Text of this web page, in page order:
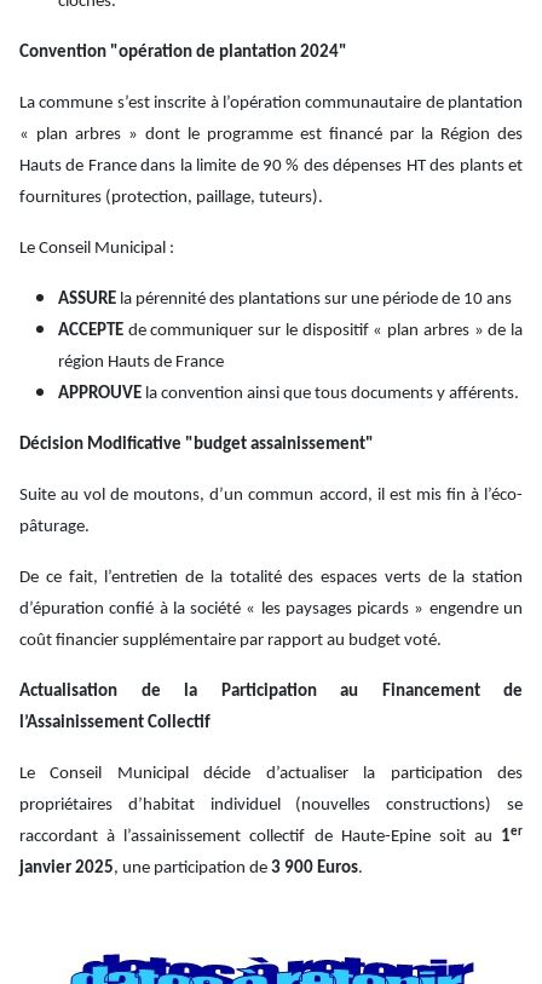
Convention "opération de plantation 2024"
La commune s’est inscrite à l’opération communautaire de plantation
« plan arbres » dont le programme est financé par la Région des
Hauts de France dans la limite de 90 % des dépenses HT des plants et
fournitures (protection, paillage, tuteurs).
Le Conseil Municipal :
ASSURE la pérennité des plantations sur une période de 10 ans
ACCEPTE de communiquer sur le dispositif « plan arbres » de la
région Hauts de France
APPROUVE la convention ainsi que tous documents y afférents.
Décision Modificative "budget assainissement"
Suite au vol de moutons, d’un commun accord, il est mis fin à l’éco-
pâturage.
De ce fait, l’entretien de la totalité des espaces verts de la station
d’épuration confié à la société « les paysages picards » engendre un
coût financier supplémentaire par rapport au budget voté.
Actualisation de la Participation au Financement de
l’Assainissement Collectif
Le Conseil Municipal décide d’actualiser la participation des
propriétaires d’habitat individuel (nouvelles constructions) se
raccordant à l’assainissement collectif de Haute-Epine soit au 1er
janvier 2025, une participation de 3 900 Euros.